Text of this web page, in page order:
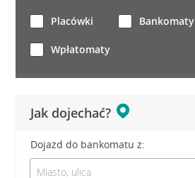
Jak dojechać?
Dojazd do bankomatu z:
Placówki Bankomaty
Wpłatomaty